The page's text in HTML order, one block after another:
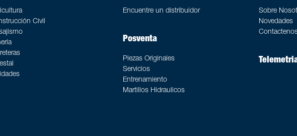
Civil
Encuentre un distribuidor
Posventa
Piezas Originales
Servicios
Entrenamiento
Martillos Hidraulicos
Sobre
Novedades